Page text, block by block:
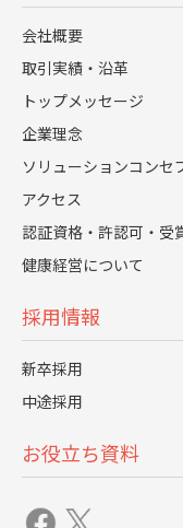
会社概要
取引実績・沿革
トップメッセージ
企業理念
ソリューションコンセ
アクセス
認証資格・許認可・受
健康経営について
採用情報
新卒採用
中途採用
お役立ち資料
その結果、採用スケ
ーンを起点に考え直
インターンが
制度上の定義変更に
す。
短期間で企業を見極
視する傾向が強まって
インターン設
響
インターンをどの段
単発施策ではなく
る視点が欠かせませ